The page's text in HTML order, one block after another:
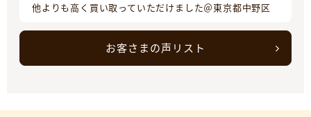
他よりも高く買い取っていただけました＠東京都中野区
お客さまの声リスト